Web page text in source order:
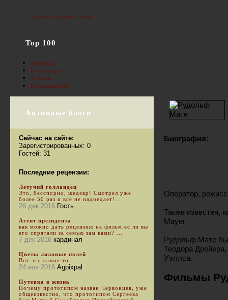
Биография:
Оператор,
Также известен,
Mayer
Рудольф Мате
Теодора
Уэллса.
Фильмы
полное облако тегов
Top 100
Фильмы
Режиссеры
Актеры
Пользователи
Активные блоги
Сейчас на сайте:
Зарегистрированных: 0
Гостей: 31
Последние рецензии:
Летучий голландец
Это, бесспорно, шедевр! Смотрел уже
более 50 раз и всё не надоедает! ...
26 дек 2016 Гость
Агент президента
как можно дать рецензию на фильм.ес ли вы
его спрятали за семью зам ками? ...
7 дек 2016 кардинал
Цветы лиловые полей
Вот это самое то. ...
24 ноя 2016 Agpixpal
Путевка в жизнь
Почему прототипом назван Червонцев, уже
общеизвестно, что прототипом Сергеева